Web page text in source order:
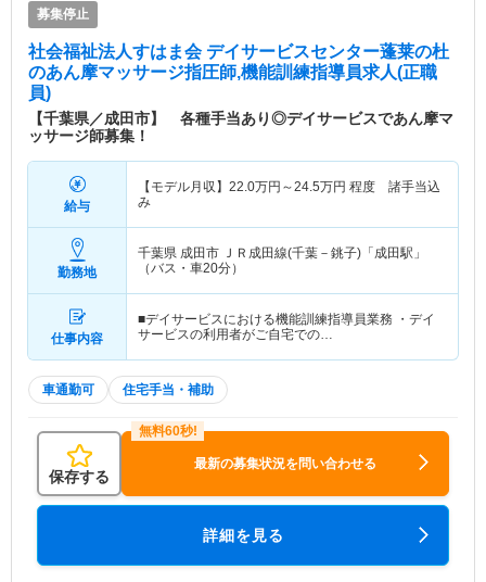
募集停止
社会福祉法人すはま会 デイサービスセンター蓬莱の杜
のあん摩マッサージ指圧師,機能訓練指導員求人(正職
員)
【千葉県／成田市】 各種手当あり◎デイサービスであん摩マ
ッサージ師募集！
給与
【モデル月収】 22.0万円～24.5万円 程度 諸手当込
み
勤務地
千葉県 成田市 ＪＲ成田線(千葉－銚子)「成田駅」
（バス・車20分）
仕事内容
■デイサービスにおける機能訓練指導員業務 ・デイ
サービスの利用者がご自宅での…
車通勤可 住宅手当・補助
保存する
最新の募集状況を問い合わせる
詳細を見る